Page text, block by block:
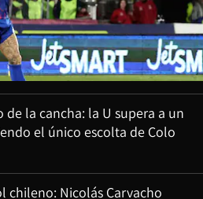
de la cancha: la U supera a un
el único escolta de Colo
chileno: Nicolás Carvacho